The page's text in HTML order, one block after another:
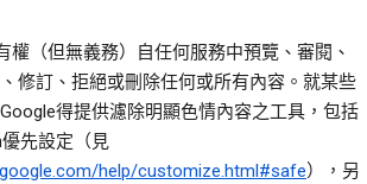
權（但無義務）自任何服務中預覽、審閱、
修訂、拒絕或刪除任何或所有內容。就某些
得提供濾除明顯色情內容之工具，包括
先設定（見
help/customize.html#safe），另